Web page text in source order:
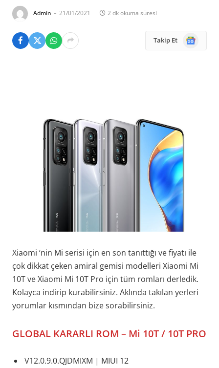
Admin 21/01/2021 2 dk okuma süresi
Takip Et
Google
News
Xiaomi ‘nin Mi serisi için en son tanıttığı ve fiyatı ile
çok dikkat çeken amiral gemisi modelleri Xiaomi Mi
10T ve Xiaomi Mi 10T Pro için tüm romları derledik.
Kolayca indirip kurabilirsiniz. Aklında takılan yerleri
yorumlar kısmından bize sorabilirsiniz.
GLOBAL KARARLI ROM – Mi 10T / 10T PRO
V12.0.9.0.QJDMIXM | MIUI 12